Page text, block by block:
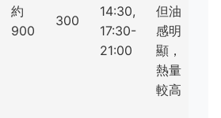
約
900
300
14:30,
17:30-
21:00
但油
感明
顯，
熱量
較高